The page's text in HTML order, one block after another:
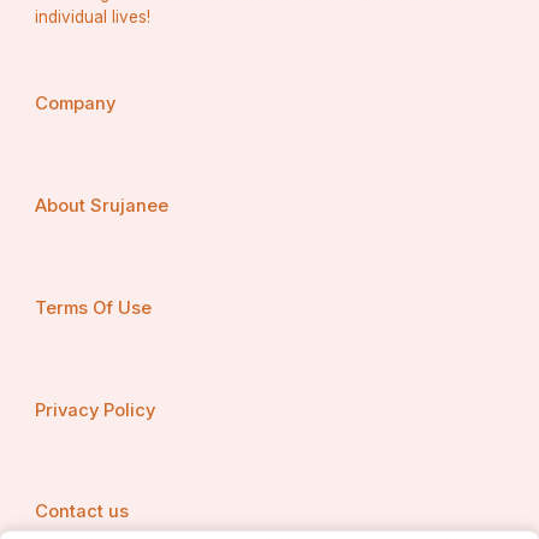
individual lives!
Company
About Srujanee
Terms Of Use
Privacy Policy
Contact us